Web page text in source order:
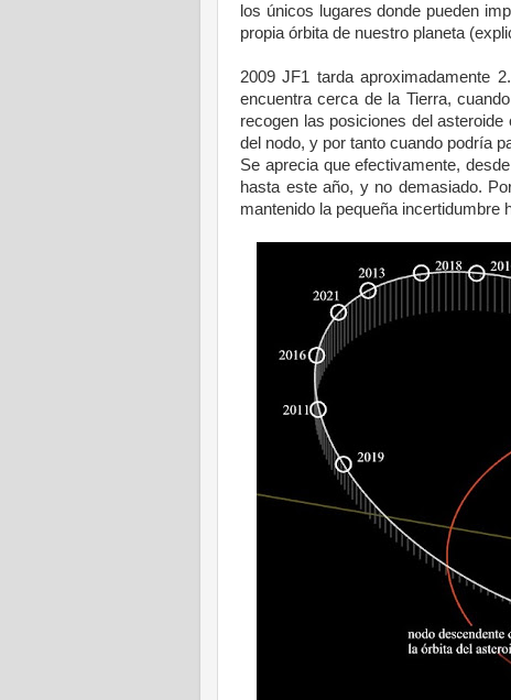
los únicos lugares donde pueden
propia órbita de nuestro planeta
2009 JF1 tarda aproximadamente
encuentra cerca de la Tierra,
recogen las posiciones del
del nodo, y por tanto cuando podría
Se aprecia que efectivamente,
hasta este año, y no demasiado.
mantenido la pequeña incertidumbre